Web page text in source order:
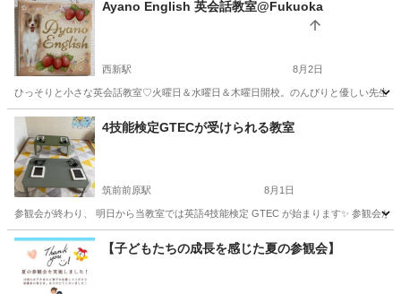
Ayano English 英会話教室@Fukuoka
西新駅 8月2日
ひっそりと小さな英会話教室♡火曜日＆水曜日＆木曜日開校。のんびりと優しい先生
福岡 福岡市 西新駅 AYANO
4技能検定GTECが受けられる教室
筑前前原駅 8月1日
参観会が終わり、 明日から当教室では英語4技能検定 GTEC が始まります✨ 参観会
福岡 糸島市 筑前前原駅 英会話 技能検定
【子どもたちの成長を感じた夏の参観会】